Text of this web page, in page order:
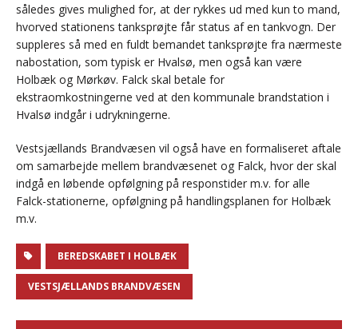
således gives mulighed for, at der rykkes ud med kun to mand,
hvorved stationens tanksprøjte får status af en tankvogn. Der
suppleres så med en fuldt bemandet tanksprøjte fra nærmeste
nabostation, som typisk er Hvalsø, men også kan være
Holbæk og Mørkøv. Falck skal betale for
ekstraomkostningerne ved at den kommunale brandstation i
Hvalsø indgår i udrykningerne.
Vestsjællands Brandvæsen vil også have en formaliseret aftale
om samarbejde mellem brandvæsenet og Falck, hvor der skal
indgå en løbende opfølgning på responstider m.v. for alle
Falck-stationerne, opfølgning på handlingsplanen for Holbæk
m.v.
BEREDSKABET I HOLBÆK
VESTSJÆLLANDS BRANDVÆSEN